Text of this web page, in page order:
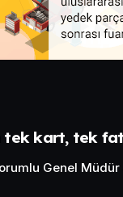
tek kart, tek
Genel Müdür